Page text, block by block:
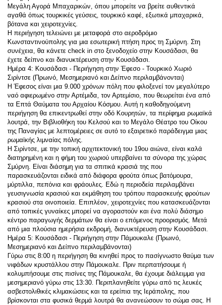
Μεγάλη Αγορά Μπαχαρικών, όπου μπορείτε να βρείτε αυθεντικά
αγαθά όπως τουρκικές γεύσεις, τουρκικό καφέ, εξωτικά μπαχαρικά,
βότανα και χειροτεχνίες.
Η περιήγηση τελειώνει με μεταφορά στο αεροδρόμιο
Κωνσταντινούπολης για μια εσωτερική πτήση προς τη Σμύρνη. Στη
συνέχεια, θα κάνετε check in στο ξενοδοχείο στην Κουσάδασι, θα
έχετε δείπνο και διανυκτέρευση στην Κουσάδασι.
Ημέρα 4: Κουσάδασι - Περιήγηση στην Έφεσο - Τουρκικό Χωριό
Σιρίντσε (Πρωινό, Μεσημεριανό και Δείπνο περιλαμβάνονται)
Η Έφεσος είναι μια 9.000 χρόνων πόλη που φιλοξενεί τον μεγαλύτερο
ναό αφιερωμένο στην Αρτέμιδα, τον Αρτεμίσιο, που θεωρείται ένα από
τα Επτά Θαύματα του Αρχαίου Κόσμου. Αυτή η καθοδηγούμενη
περιήγηση θα επικεντρωθεί στην οδό Κουρητών, τα περίφημα ρωμαϊκά
λουτρά, την Βιβλιοθήκη του Κελσού και το Μεγάλο Θέατρο του Οίκου
της Παναγίας με λεπτομέρειες σε αυτό το εξαιρετικό παράδειγμα μιας
ρωμαϊκής λιμναίας πόλης.
Η Σιρίντσε, με την τοπική αρχιτεκτονική του 19ου αιώνα, είναι καλά
διατηρημένη και η φήμη του χωριού υπερβαίνει τα σύνορα της χώρας
Σμύρνη. Είναι διάσημη για τα σπιτικά κρασιά της που
παρασκευάζονται ειδικά από διάφορα φρούτα όπως βατόμουρα,
μύρτιλλα, πεπόνια και φράουλες. Εδώ η περιοδεία περιλαμβάνει
γευσιγνωσία κρασιού και εκμάθηση του τρόπου παρασκευής φρούτων
κρασιού στα οινοποιεία. Επιπλέον, χειροτεχνίες που κατασκευάζονται
από τοπικές γυναίκες μπορεί να αγοραστούν και ένα πολύ διάσημο
κέντρο παραγωγής δερμάτων θα είναι ο επόμενος προορισμός. Μετά
από μια πλούσια ημερήσια εκδρομή, διανυκτέρευση στην Κουσάδασι.
Ημέρα 5: Κουσάδασι - Περιήγηση στην Πάμουκαλε (Πρωινό,
Μεσημεριανό και Δείπνο περιλαμβάνονται)
Γύρω στις 8:00 η περιήγηση θα κινηθεί προς το πασίγνωστο θαύμα των
νιφάδων κρυστάλλου στην Πάμουκαλε. Πριν περπατήσουμε ή
κολυμπήσουμε στις πισίνες της Πάμουκαλε, θα έχουμε διάλειμμα για
μεσημεριανό γύρω στις 13:30. Περιπλανηθείτε γύρω από τις λευκές
ασβεστολιθικές κλιμακώσεις και τα ερείπια της Ιεράπολης, που
βρίσκονται στα φυσικά θερμά λουτρά θα ανανεώσουν το σώμα σας. Η